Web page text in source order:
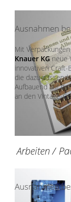
Ausnahmen
Mit
Knauer KGneue
innovativen
die dazu
Aufbauend auf
an den Vintage-
Ausnahmen
Arbeiten/